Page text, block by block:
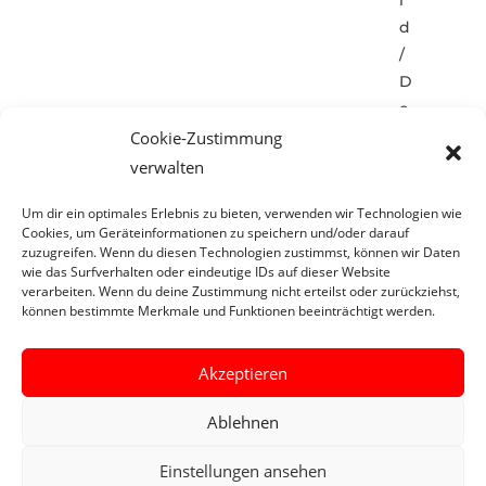
Cookie-Zustimmung
verwalten
Um dir ein optimales Erlebnis zu bieten, verwenden wir Technologien wie
Cookies, um Geräteinformationen zu speichern und/oder darauf
zuzugreifen. Wenn du diesen Technologien zustimmst, können wir Daten
wie das Surfverhalten oder eindeutige IDs auf dieser Website
verarbeiten. Wenn du deine Zustimmung nicht erteilst oder zurückziehst,
können bestimmte Merkmale und Funktionen beeinträchtigt werden.
Akzeptieren
Ablehnen
Einstellungen ansehen
d
/
D
e
c
h
a
d